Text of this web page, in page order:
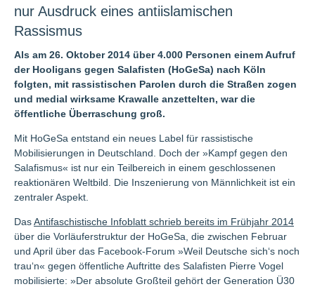
nur Ausdruck eines antiislamischen
Rassismus
Als am 26. Oktober 2014 über 4.000 Personen einem Aufruf
der Hooligans gegen Salafisten (HoGeSa) nach Köln
folgten, mit rassistischen Parolen durch die Straßen zogen
und medial wirksame Krawalle anzettelten, war die
öffentliche Überraschung groß.
Mit HoGeSa entstand ein neues Label für rassistische
Mobilisierungen in Deutschland. Doch der »Kampf gegen den
Salafismus« ist nur ein Teilbereich in einem geschlossenen
reaktionären Weltbild. Die Inszenierung von Männlichkeit ist ein
zentraler Aspekt.
DasAntifaschistische Infoblatt schrieb bereits im Frühjahr 2014
über die Vorläuferstruktur der HoGeSa, die zwischen Februar
und April über das Facebook-Forum »Weil Deutsche sich‘s noch
trau‘n« gegen öffentliche Auftritte des Salafisten Pierre Vogel
mobilisierte: »Der absolute Großteil gehört der Generation Ü30